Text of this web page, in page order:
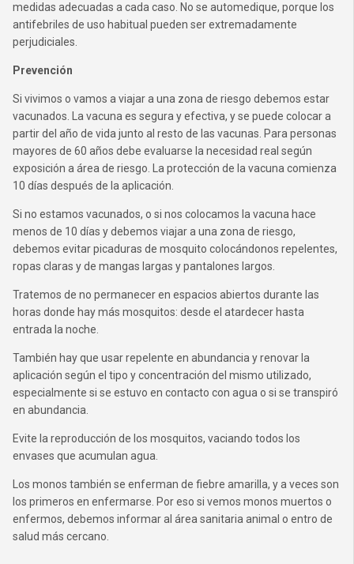
medidas adecuadas a cada caso. No se automedique, porque los
antifebriles de uso habitual pueden ser extremadamente
perjudiciales.
Prevención
Si vivimos o vamos a viajar a una zona de riesgo debemos estar
vacunados. La vacuna es segura y efectiva, y se puede colocar a
partir del año de vida junto al resto de las vacunas. Para personas
mayores de 60 años debe evaluarse la necesidad real según
exposición a área de riesgo. La protección de la vacuna comienza
10 días después de la aplicación.
Si no estamos vacunados, o si nos colocamos la vacuna hace
menos de 10 días y debemos viajar a una zona de riesgo,
debemos evitar picaduras de mosquito colocándonos repelentes,
ropas claras y de mangas largas y pantalones largos.
Tratemos de no permanecer en espacios abiertos durante las
horas donde hay más mosquitos: desde el atardecer hasta
entrada la noche.
También hay que usar repelente en abundancia y renovar la
aplicación según el tipo y concentración del mismo utilizado,
especialmente si se estuvo en contacto con agua o si se transpiró
en abundancia.
Evite la reproducción de los mosquitos, vaciando todos los
envases que acumulan agua.
Los monos también se enferman de fiebre amarilla, y a veces son
los primeros en enfermarse. Por eso si vemos monos muertos o
enfermos, debemos informar al área sanitaria animal o entro de
salud más cercano.